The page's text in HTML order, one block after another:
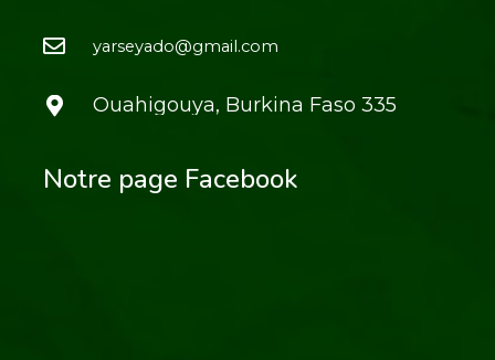
yarseyado@gmail.com
Ouahigouya, Burkina Faso 335
Notre page Facebook